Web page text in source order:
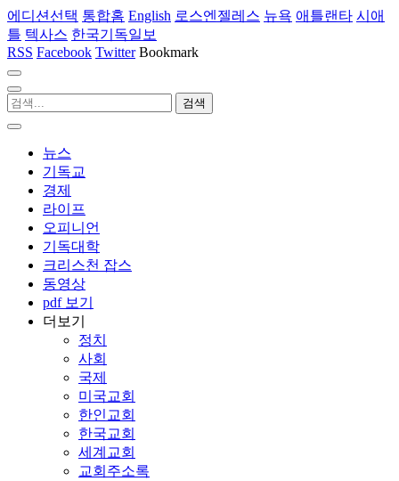
에디션선택 통합홈 English 로스엔젤레스 뉴욕 애틀랜타 시애
틀 텍사스 한국기독일보
RSS Facebook Twitter Bookmark
뉴스
기독교
경제
라이프
오피니언
기독대학
크리스천 잡스
동영상
pdf 보기
더보기
정치
사회
국제
미국교회
한인교회
한국교회
세계교회
교회주소록